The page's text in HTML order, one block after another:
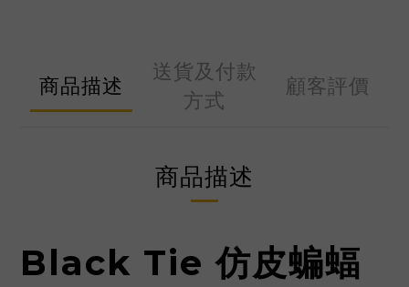
商品描述
送貨及付款
方式
顧客評價
商品描述
Black Tie仿皮蝙蝠